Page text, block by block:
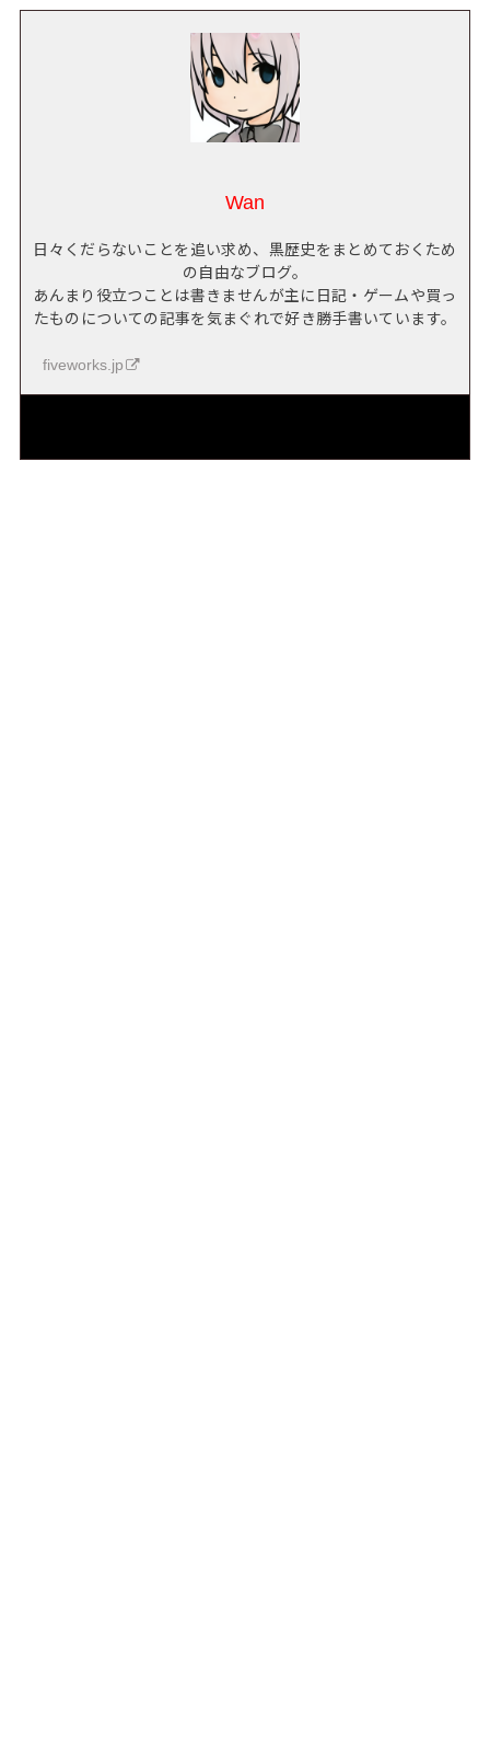
Wan
日々くだらないことを追い求め、黒歴史をまとめておくため
の自由なブログ。
あんまり役立つことは書きませんが主に日記・ゲームや買っ
たものについての記事を気まぐれで好き勝手書いています。
fiveworks.jp